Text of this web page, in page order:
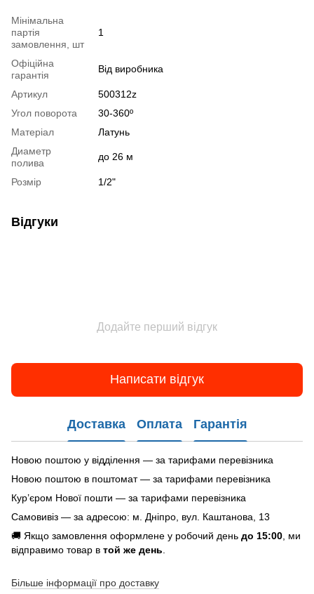
Мінімальна
партія
замовлення, шт
1
Офіційна
гарантія
Від виробника
Артикул
500312z
Угол поворота
30-360º
Матеріал
Латунь
Диаметр
полива
до 26 м
Розмір 1/2"
Відгуки
Додайте перший відгук
Написати відгук
Доставка Оплата Гарантія
Новою поштою у відділення — за тарифами перевізника
Новою поштою в поштомат — за тарифами перевізника
Кур’єром Нової пошти — за тарифами перевізника
Самовивіз — за адресою: м. Дніпро, вул. Каштанова, 13
🚚 Якщо замовлення оформлене у робочий день до 15:00 , ми
відправимо товар в той же день
Більше інформації про доставку